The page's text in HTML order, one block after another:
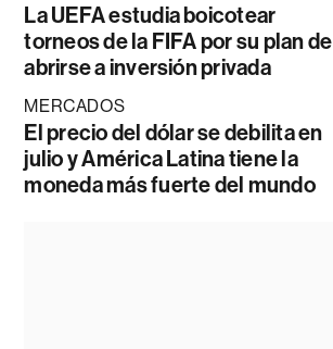
La UEFA estudia boicotear
torneos de la FIFA por su plan de
abrirse a inversión privada
MERCADOS
El precio del dólar se debilita en
julio y América Latina tiene la
moneda más fuerte del mundo